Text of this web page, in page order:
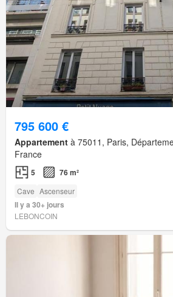
795 600 €
Appartement à 75011, Paris,
France
5 76 m²
Cave Ascenseur
Il y a 30+ jours
LEBONCOIN